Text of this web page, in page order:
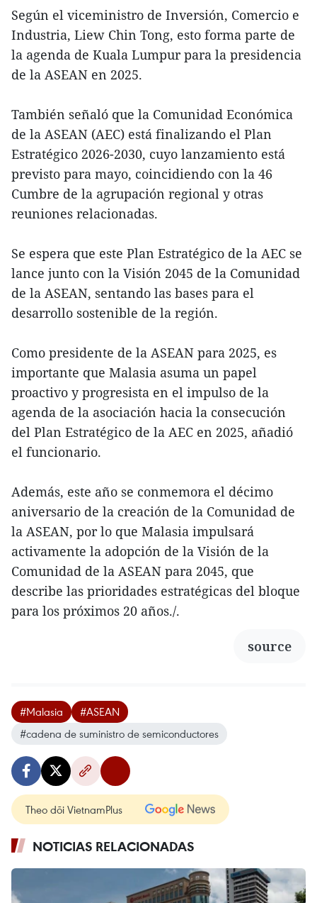
Según el viceministro de Inversión, Comercio e
Industria, Liew Chin Tong, esto forma parte de
la agenda de Kuala Lumpur para la presidencia
de la ASEAN en 2025.
También señaló que la Comunidad Económica
de la ASEAN (AEC) está finalizando el Plan
Estratégico 2026-2030, cuyo lanzamiento está
previsto para mayo, coincidiendo con la 46
Cumbre de la agrupación regional y otras
reuniones relacionadas.
Se espera que este Plan Estratégico de la AEC se
lance junto con la Visión 2045 de la Comunidad
de la ASEAN, sentando las bases para el
desarrollo sostenible de la región.
Como presidente de la ASEAN para 2025, es
importante que Malasia asuma un papel
proactivo y progresista en el impulso de la
agenda de la asociación hacia la consecución
del Plan Estratégico de la AEC en 2025, añadió
el funcionario.
Además, este año se conmemora el décimo
aniversario de la creación de la Comunidad de
la ASEAN, por lo que Malasia impulsará
activamente la adopción de la Visión de la
Comunidad de la ASEAN para 2045, que
describe las prioridades estratégicas del bloque
para los próximos 20 años./.
source
#Malasia
#ASEAN
#cadena de suministro de semiconductores
Theo dõi VietnamPlus
NOTICIAS RELACIONADAS